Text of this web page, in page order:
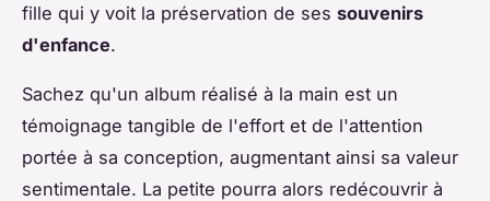
fille qui y voit la préservation de ses souvenirs
d'enfance.
Sachez qu'un album réalisé à la main est un
témoignage tangible de l'effort et de l'attention
portée à sa conception, augmentant ainsi sa valeur
sentimentale. La petite pourra alors redécouvrir à